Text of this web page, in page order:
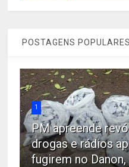
POSTAGENS POPULARES
1
PM apreende
drogas e rádios
fugirem no